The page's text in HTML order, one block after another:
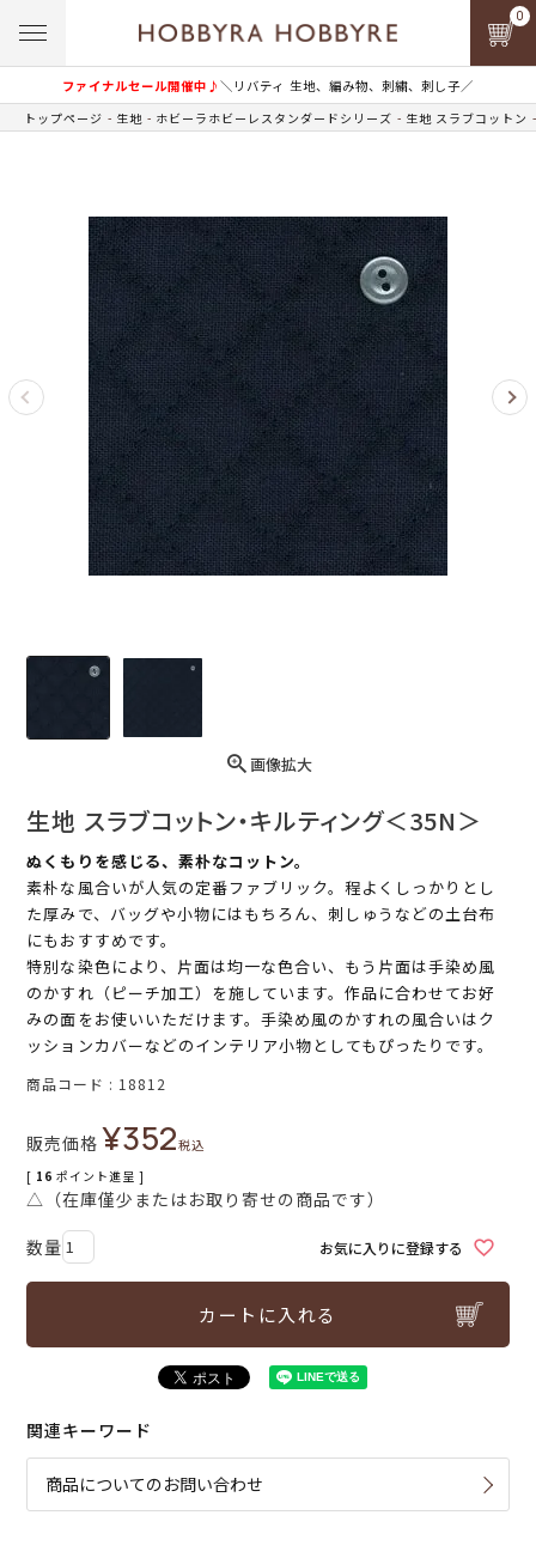
ファイナルセール開催中♪＼リバティ 生地、編み物、刺繍、刺し子／
0
トップページ 生地 ホビーラホビーレスタンダードシリーズ 生地 スラブコットン
画像拡大
生地 スラブコットン・キルティング＜35N＞
ぬくもりを感じる、素朴なコットン。
素朴な風合いが人気の定番ファブリック。程よくしっかりとし
た厚みで、バッグや小物にはもちろん、刺しゅうなどの土台布
にもおすすめです。
特別な染色により、片面は均一な色合い、もう片面は手染め風
のかすれ（ピーチ加工）を施しています。作品に合わせてお好
みの面をお使いいただけます。手染め風のかすれの風合いはク
ッションカバーなどのインテリア小物としてもぴったりです。
商品コード 18812
販売価格 ¥352税込
[ 16 ポイント進呈 ]
△（在庫僅少またはお取り寄せの商品です）
お気に入りに登録する
カートに入れる
関連キーワード
商品についてのお問い合わせ